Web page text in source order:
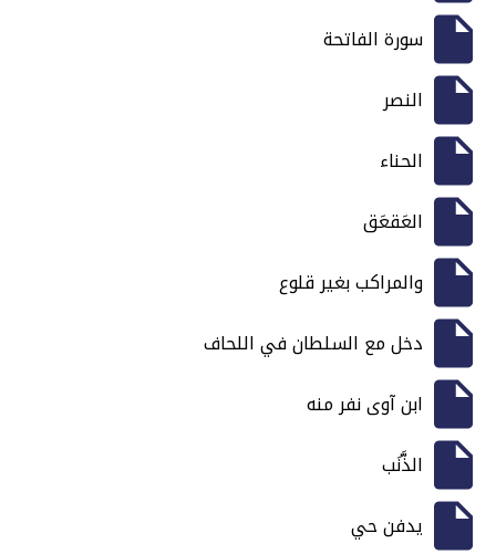
سورة الفاتحة
النصر
الحناء
العَقعَق
والمراكب بغير قلوع
دخل مع السلطان في اللحاف
ابن آوى نفر منه
الذَّنَب
يدفن حي